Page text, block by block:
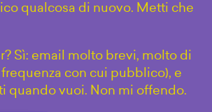
qualcosa di nuovo. Metti che
Sì: email molto brevi, molto di
frequenza con cui pubblico), e
quando vuoi. Non mi offendo.